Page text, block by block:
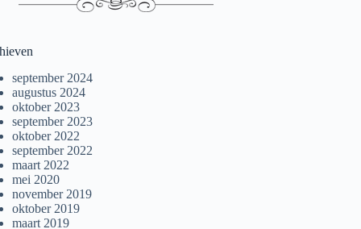
september 2024
augustus 2024
oktober 2023
september 2023
oktober 2022
september 2022
maart 2022
mei 2020
november 2019
oktober 2019
maart 2019